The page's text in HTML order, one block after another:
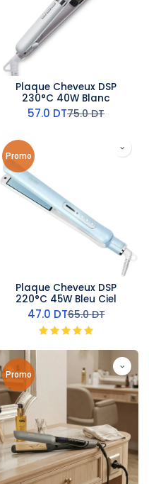
Plaque Cheveux DSP
230°C 40W Blanc
57.0 DT75.0DT
Promo
Plaque Cheveux DSP
220°C 45W Bleu Ciel
47.0 DT65.0DT
Promo